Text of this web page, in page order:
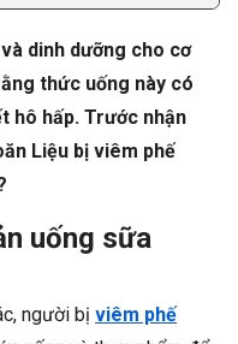
dinh dưỡng cho cơ
thức uống này có
hô hấp. Trước nhận
Liệu bị viêm phế
uống sữa
người bị viêm phế